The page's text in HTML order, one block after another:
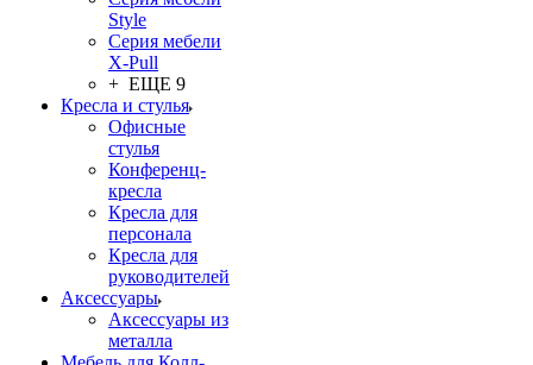
Style
Серия мебели
X-Pull
+ ЕЩЕ 9
Кресла и стулья
Офисные
стулья
Конференц-
кресла
Кресла для
персонала
Кресла для
руководителей
Аксессуары
Аксессуары из
металла